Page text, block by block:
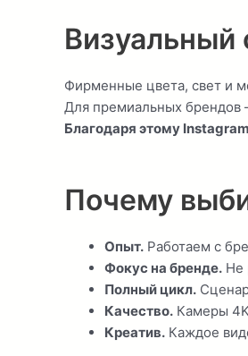
Визуальный
Фирменные цвета, свет и
Для премиальных брендов
Благодаря этому
Почему
Опыт. Работаем с
Фокус на бренде. Не
Полный цикл.
Качество. Камеры
Креатив. Каждое